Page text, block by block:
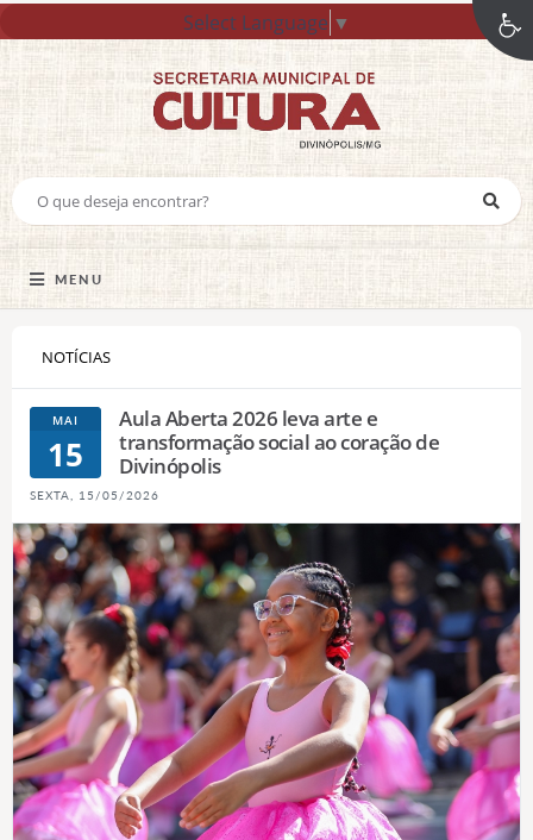
Select Language ▼
MENU
NOTÍCIAS
MAI
15
Aula Aberta 2026 leva arte e
transformação social ao coração de
Divinópolis
SEXTA, 15/05/2026